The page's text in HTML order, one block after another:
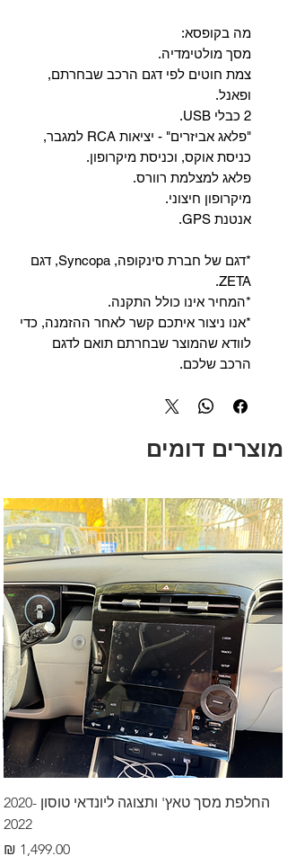
מה בקופסא:
מסך מולטימדיה.
צמת חוטים לפי דגם הרכב שבחרתם,
ופאנל.
2 כבלי USB.
"פלאג אביזרים" - יציאות RCA למגבר,
כניסת אוקס, וכניסת מיקרופון.
פלאג למצלמת רוורס.
מיקרופון חיצוני.
אנטנת GPS.
*דגם של חברת סינקופה, Syncopa, דגם
ZETA.
*המחיר אינו כולל התקנה.
*אנו ניצור איתכם קשר לאחר ההזמנה, כדי
לוודא שהמוצר שבחרתם תואם לדגם
הרכב שלכם.
מוצרים דומים
החלפת מסך טאץ' ותצוגה ליונדאי טוסון 2020-
2022
מחיר